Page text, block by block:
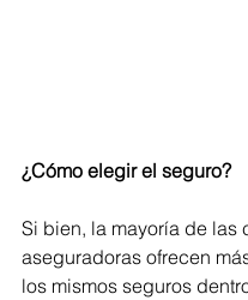
¿Cómo elegir el seguro?
Si bien, la mayoría de las
aseguradoras ofrecen
los mismos seguros